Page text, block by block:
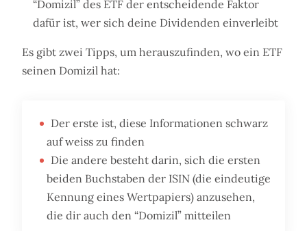
“Domizil” des ETF der entscheidende Faktor
dafür ist, wer sich deine Dividenden einverleibt
Es gibt zwei Tipps, um herauszufinden, wo ein ETF
seinen Domizil hat:
Der erste ist, diese Informationen schwarz
auf weiss zu finden
Die andere besteht darin, sich die ersten
beiden Buchstaben der ISIN (die eindeutige
Kennung eines Wertpapiers) anzusehen,
die dir auch den “Domizil” mitteilen